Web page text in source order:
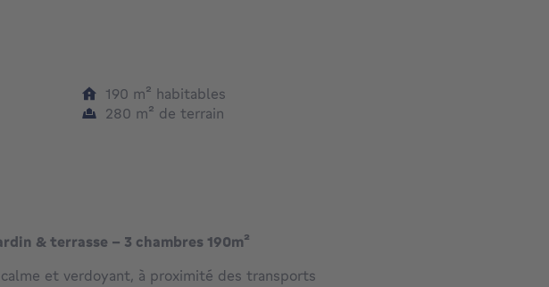
190 m² mètres carrés
habitables
280 m² mètres carrés
de terrain
& terrasse - 3 chambres 190m²
et verdoyant, à proximité des transports